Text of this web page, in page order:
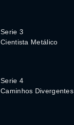
Serie 3
Cientista Metálico
Serie 4
Caminhos Divergentes